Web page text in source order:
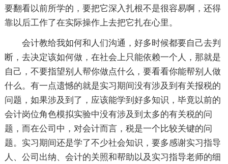
要翻看以前所学的，要把它深入扎根不是很容易啊，还得
靠以后工作了在实际操作上去把它扎在心里。
会计教给我如何和人们沟通，好多时候都要自己去判
断，去决定该如何做，在社会上只能依赖一个人，那就是
自己，不要指望别人帮你做点什么，要看看你能帮别人做
什么。有一点遗憾的就是实习期间没有涉及到有关报税的
问题，如果涉及到了，应该能学到好多知识，毕竟以前的
会计岗位角色模拟实验中没有涉及到太多的有关税的问
题，而在公司中，对会计而言，税是一个比较关键的问
题。实习期间还是学了不少社会知识，要多感谢实习指导
人、公司出纳、会计的关照和帮助以及实习指导老师的细